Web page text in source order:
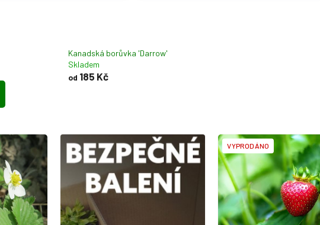
Kanadská borůvka 'Darrow'
Skladem
od 185 Kč
VYPRODÁNO